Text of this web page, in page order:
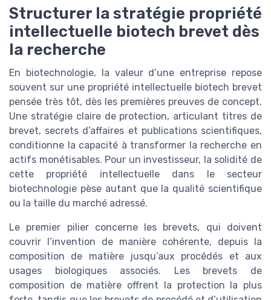
Structurer la stratégie propriété
intellectuelle biotech brevet dès
la recherche
En biotechnologie, la valeur d’une entreprise repose
souvent sur une propriété intellectuelle biotech brevet
pensée très tôt, dès les premières preuves de concept.
Une stratégie claire de protection, articulant titres de
brevet, secrets d’affaires et publications scientifiques,
conditionne la capacité à transformer la recherche en
actifs monétisables. Pour un investisseur, la solidité de
cette propriété intellectuelle dans le secteur
biotechnologie pèse autant que la qualité scientifique
ou la taille du marché adressé.
Le premier pilier concerne les brevets, qui doivent
couvrir l’invention de manière cohérente, depuis la
composition de matière jusqu’aux procédés et aux
usages biologiques associés. Les brevets de
composition de matière offrent la protection la plus